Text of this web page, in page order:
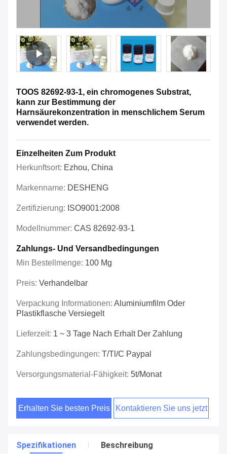
TOOS 82692-93-1, ein chromogenes Substrat,
kann zur Bestimmung der
Harnsäurekonzentration in menschlichem Serum
verwendet werden.
Einzelheiten Zum Produkt
Herkunftsort: Ezhou, China
Markenname: DESHENG
Zertifizierung: ISO9001:2008
Modellnummer: CAS 82692-93-1
Zahlungs- Und Versandbedingungen
Min Bestellmenge: 100 Mg
Preis: Verhandelbar
Verpackung Informationen: Aluminiumfilm Oder
Plastikflasche Versiegelt
Lieferzeit: 1 ~ 3 Tage Nach Erhalt Der Zahlung
Zahlungsbedingungen: T/tl/c Paypal
Versorgungsmaterial-Fähigkeit: 5t/Monat
Erhalten Sie besten Preis Kontaktieren Sie uns jetzt
Spezifikationen Beschreibung